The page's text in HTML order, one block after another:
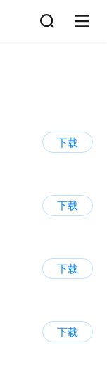
下载
下载
下载
下载